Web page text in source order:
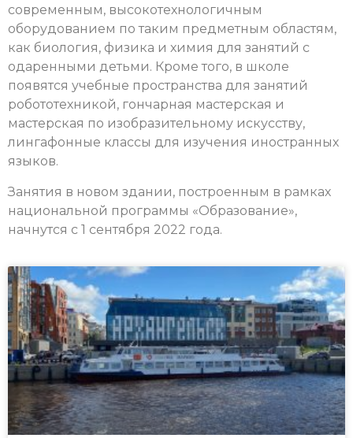
современным, высокотехнологичным
оборудованием по таким предметным областям,
как биология, физика и химия для занятий с
одаренными детьми. Кроме того, в школе
появятся учебные пространства для занятий
робототехникой, гончарная мастерская и
мастерская по изобразительному искусству,
лингафонные классы для изучения иностранных
языков.
Занятия в новом здании, построенным в рамках
национальной программы «Образование»,
начнутся с 1 сентября 2022 года.